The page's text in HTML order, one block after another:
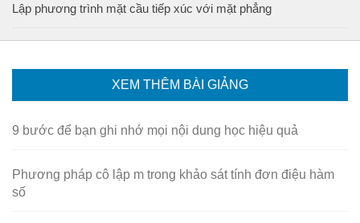
Lập phương trình mặt cầu tiếp xúc với mặt phẳng
XEM THÊM BÀI GIẢNG
9 bước để bạn ghi nhớ mọi nội dung học hiệu quả
Phương pháp cô lập m trong khảo sát tính đơn điệu hàm
số